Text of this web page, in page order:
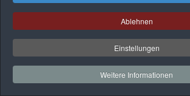
Ablehnen
Einstellungen
Weitere Informationen